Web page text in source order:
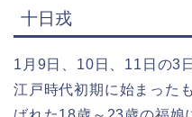
十日戎
1月9日、10日、11日の3
江戸時代初期に始まった